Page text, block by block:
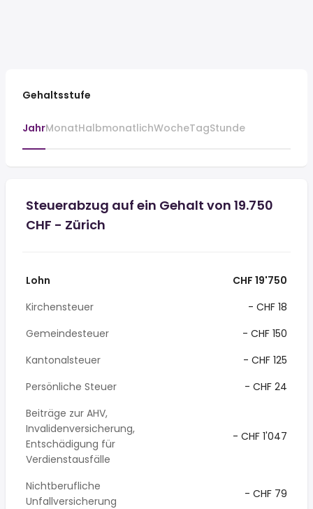
Gehaltsstufe
JahrMonatHalbmonatlichWocheTagStunde
Steuerabzug auf ein Gehalt von 19.750
CHF - Zürich
Lohn
CHF 19'750
Kirchensteuer
- CHF 18
Gemeindesteuer
- CHF 150
Kantonalsteuer
- CHF 125
Persönliche Steuer
- CHF 24
Beiträge zur AHV,
Invalidenversicherung,
Entschädigung für
Verdienstausfälle
- CHF 1'047
Nichtberufliche
Unfallversicherung
- CHF 79